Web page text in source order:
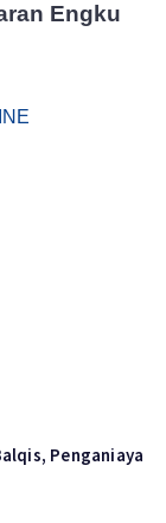
Engku
Penganiaya